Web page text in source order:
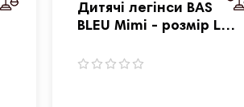
Дитячі легінси BAS
BLEU Mimi - розмір L